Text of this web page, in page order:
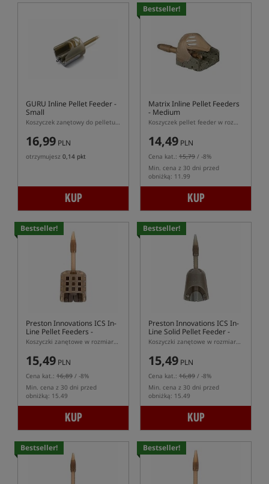
GURU Inline Pellet Feeder -
Small
Koszyczek zanętowy do pelletu w rozmiarze S
16,99 PLN
otrzymujesz 0,14 pkt
KUP
Bestseller!
Matrix Inline Pellet Feeders
- Medium
Koszyczek pellet feeder w rozmiarze M
14,49 PLN
Cena kat.: 15,79 / -8%
Min. cena z 30 dni przed
obniżką: 11.99
KUP
Bestseller!
Preston Innovations ICS In-
Line Pellet Feeders -
Medium
Koszyczki zanętowe w rozmiarze M z systemem szybkiej wymiany ICS
15,49 PLN
Cena kat.: 16,89 / -8%
Min. cena z 30 dni przed
obniżką: 15.49
KUP
Bestseller!
Preston Innovations ICS In-
Line Solid Pellet Feeder -
Small
Koszyczki zanętowe w rozmiarze S z systemem szybkiej wymiany ICS
15,49 PLN
Cena kat.: 16,89 / -8%
Min. cena z 30 dni przed
obniżką: 15.49
KUP
Bestseller! Bestseller!